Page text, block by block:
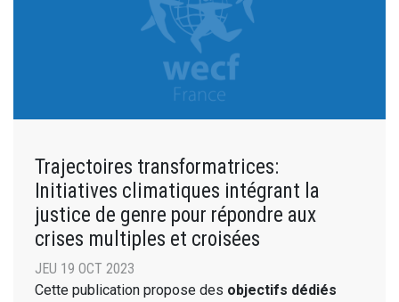
Trajectoires transformatrices:
Initiatives climatiques intégrant la
justice de genre pour répondre aux
crises multiples et croisées
JEU 19 OCT 2023
Cette publication propose des objectifs dédiés